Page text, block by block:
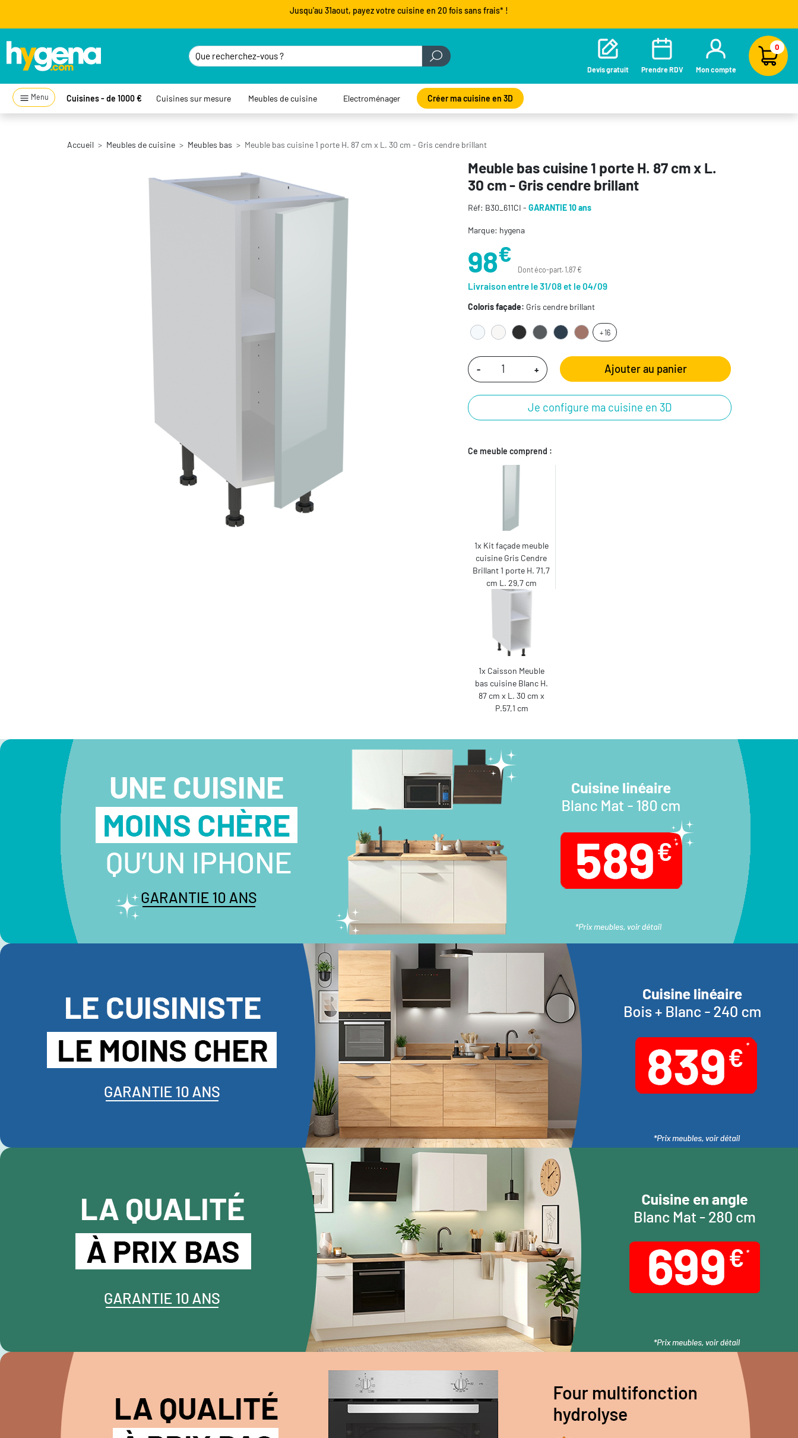
Jusqu'au 31aout, payez votre cuisine en 20 fois sans frais* !
Devis gratuit Prendre RDV Mon compte
0
Menu Cuisines - de 1000 € Cuisines sur mesure Meubles de cuisine Electroménager Créer ma cuisine en 3D
Accueil Meubles de cuisine Meubles bas Meuble bas cuisine 1 porte H. 87 cm x L. 30 cm - Gris cendre brillant
Meuble bas cuisine 1 porte H. 87 cm x L.
30 cm - Gris cendre brillant
Réf: B30_611CI - GARANTIE 10 ans
Marque: hygena
98€
Dont éco-part. 1,87 €
Livraison entre le 31/08 et le 04/09
Coloris façade: Gris cendre brillant
+ 16
- + Ajouter au panier
Je configure ma cuisine en 3D
Ce meuble comprend :
1x Kit façade meuble
cuisine Gris Cendre
Brillant 1 porte H. 71,7
cm L. 29,7 cm
1x Caisson Meuble
bas cuisine Blanc H.
87 cm x L. 30 cm x
P.57,1 cm